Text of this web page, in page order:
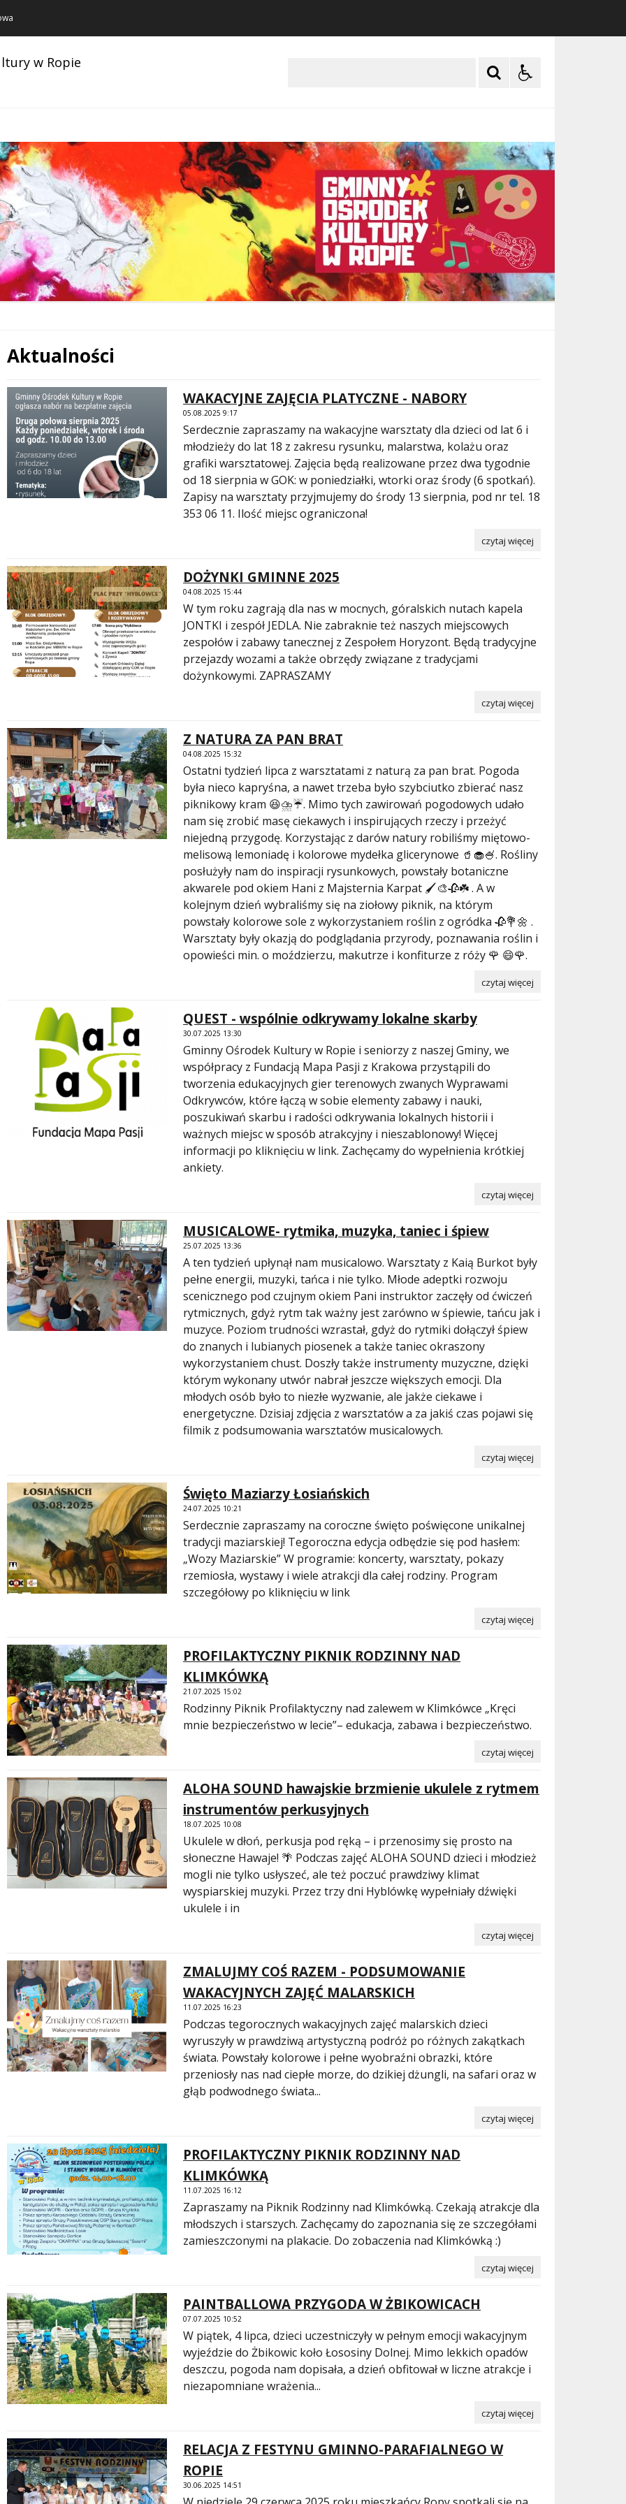
w Ropie
Aktualności
Treść WAKACYJNE ZAJĘCIA PLATYCZNE - NABORY
05.08.2025 9:17
Serdecznie zapraszamy na wakacyjne warsztaty dla dzieci od lat 6 i
młodzieży do lat 18 z zakresu rysunku, malarstwa, kolażu oraz
grafiki warsztatowej. Zajęcia będą realizowane przez dwa tygodnie
od 18 sierpnia w GOK: w poniedziałki, wtorki oraz środy (6 spotkań).
Zapisy na warsztaty przyjmujemy do środy 13 sierpnia, pod nr tel. 18
353 06 11. Ilość miejsc ograniczona!
czytaj więcej
DOŻYNKI GMINNE 2025
04.08.2025 15:44
W tym roku zagrają dla nas w mocnych, góralskich nutach kapela
JONTKI i zespół JEDLA. Nie zabraknie też naszych miejscowych
zespołów i zabawy tanecznej z Zespołem Horyzont. Będą tradycyjne
przejazdy wozami a także obrzędy związane z tradycjami
dożynkowymi. ZAPRASZAMY
czytaj więcej
Z NATURA ZA PAN BRAT
04.08.2025 15:32
Ostatni tydzień lipca z warsztatami z naturą za pan brat. Pogoda
była nieco kapryśna, a nawet trzeba było szybciutko zbierać nasz
piknikowy kram 😆⛈️☔. Mimo tych zawirowań pogodowych udało
nam się zrobić masę ciekawych i inspirujących rzeczy i przeżyć
niejedną przygodę. Korzystając z darów natury robiliśmy miętowo-
melisową lemoniadę i kolorowe mydełka glicerynowe 🥤🧁🍧. Rośliny
posłużyły nam do inspiracji rysunkowych, powstały botaniczne
akwarele pod okiem Hani z Majsternia Karpat 🖌️🎨🥀☘️ . A w
kolejnym dzień wybraliśmy się na ziołowy piknik, na którym
powstały kolorowe sole z wykorzystaniem roślin z ogródka 🥀💐🌼 .
Warsztaty były okazją do podglądania przyrody, poznawania roślin i
opowieści min. o moździerzu, makutrze i konfiturze z róży 🌹 😄🌹.
czytaj więcej
QUEST - wspólnie odkrywamy lokalne skarby
30.07.2025 13:30
Gminny Ośrodek Kultury w Ropie i seniorzy z naszej Gminy, we
współpracy z Fundacją Mapa Pasji z Krakowa przystąpili do
tworzenia edukacyjnych gier terenowych zwanych Wyprawami
Odkrywców, które łączą w sobie elementy zabawy i nauki,
poszukiwań skarbu i radości odkrywania lokalnych historii i
ważnych miejsc w sposób atrakcyjny i nieszablonowy! Więcej
informacji po kliknięciu w link. Zachęcamy do wypełnienia krótkiej
ankiety.
czytaj więcej
MUSICALOWE- rytmika, muzyka, taniec i śpiew
25.07.2025 13:36
A ten tydzień upłynął nam musicalowo. Warsztaty z Kaią Burkot były
pełne energii, muzyki, tańca i nie tylko. Młode adeptki rozwoju
scenicznego pod czujnym okiem Pani instruktor zaczęły od ćwiczeń
rytmicznych, gdyż rytm tak ważny jest zarówno w śpiewie, tańcu jak i
muzyce. Poziom trudności wzrastał, gdyż do rytmiki dołączył śpiew
do znanych i lubianych piosenek a także taniec okraszony
wykorzystaniem chust. Doszły także instrumenty muzyczne, dzięki
którym wykonany utwór nabrał jeszcze większych emocji. Dla
młodych osób było to niezłe wyzwanie, ale jakże ciekawe i
energetyczne. Dzisiaj zdjęcia z warsztatów a za jakiś czas pojawi się
filmik z podsumowania warsztatów musicalowych.
czytaj więcej
Święto Maziarzy Łosiańskich
24.07.2025 10:21
Serdecznie zapraszamy na coroczne święto poświęcone unikalnej
tradycji maziarskiej! Tegoroczna edycja odbędzie się pod hasłem:
„Wozy Maziarskie” W programie: koncerty, warsztaty, pokazy
rzemiosła, wystawy i wiele atrakcji dla całej rodziny. Program
szczegółowy po kliknięciu w link
czytaj więcej
PROFILAKTYCZNY PIKNIK RODZINNY NAD
KLIMKÓWKĄ
21.07.2025 15:02
Rodzinny Piknik Profilaktyczny nad zalewem w Klimkówce „Kręci
mnie bezpieczeństwo w lecie”– edukacja, zabawa i bezpieczeństwo.
czytaj więcej
ALOHA SOUND hawajskie brzmienie ukulele z rytmem
instrumentów perkusyjnych
18.07.2025 10:08
Ukulele w dłoń, perkusja pod ręką – i przenosimy się prosto na
słoneczne Hawaje! 🌴 Podczas zajęć ALOHA SOUND dzieci i młodzież
mogli nie tylko usłyszeć, ale też poczuć prawdziwy klimat
wyspiarskiej muzyki. Przez trzy dni Hyblówkę wypełniały dźwięki
ukulele i in
czytaj więcej
ZMALUJMY COŚ RAZEM - PODSUMOWANIE
WAKACYJNYCH ZAJĘĆ MALARSKICH
11.07.2025 16:23
Podczas tegorocznych wakacyjnych zajęć malarskich dzieci
wyruszyły w prawdziwą artystyczną podróż po różnych zakątkach
świata. Powstały kolorowe i pełne wyobraźni obrazki, które
przeniosły nas nad ciepłe morze, do dzikiej dżungli, na safari oraz w
głąb podwodnego świata...
czytaj więcej
PROFILAKTYCZNY PIKNIK RODZINNY NAD
KLIMKÓWKĄ
11.07.2025 16:12
Zapraszamy na Piknik Rodzinny nad Klimkówką. Czekają atrakcje dla
młodszych i starszych. Zachęcamy do zapoznania się ze szczegółami
zamieszczonymi na plakacie. Do zobaczenia nad Klimkówką :)
czytaj więcej
PAINTBALLOWA PRZYGODA W ŻBIKOWICACH
07.07.2025 10:52
W piątek, 4 lipca, dzieci uczestniczyły w pełnym emocji wakacyjnym
wyjeździe do Żbikowic koło Łososiny Dolnej. Mimo lekkich opadów
deszczu, pogoda nam dopisała, a dzień obfitował w liczne atrakcje i
niezapomniane wrażenia...
czytaj więcej
RELACJA Z FESTYNU GMINNO-PARAFIALNEGO W
ROPIE
30.06.2025 14:51